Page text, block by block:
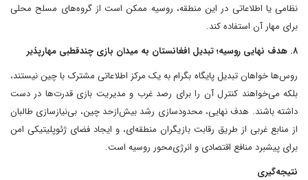
نظامی یا اطلاعاتی در این منطقه، روسیه ممکن است از گروه‌های مسلح محلی
برای مهار آن استفاده کند.
۸. هدف نهایی روسیه؛ تبدیل افغانستان به میدان بازی چندقطبی مهارپذیر
روس‌ها خواهان تبدیل پایگاه بگرام به یک مرکز اطلاعاتی مشترک با چین نیستند،
بلکه می‌خواهند کنترل آن را برای رصد غرب و مدیریت بازی قدرت‌ها در دست
داشته باشند. هدف نهایی، محدودسازی رشد بیش‌ازحد چین، بی‌نیازسازی طالبان
از منابع غربی از طریق رقابت بازیگران منطقه‌ای، و ایجاد فضای ژئوپلیتیکی امن
برای پیشبرد منافع اقتصادی و انرژی‌محور روسیه است.
نتیجه‌گیری